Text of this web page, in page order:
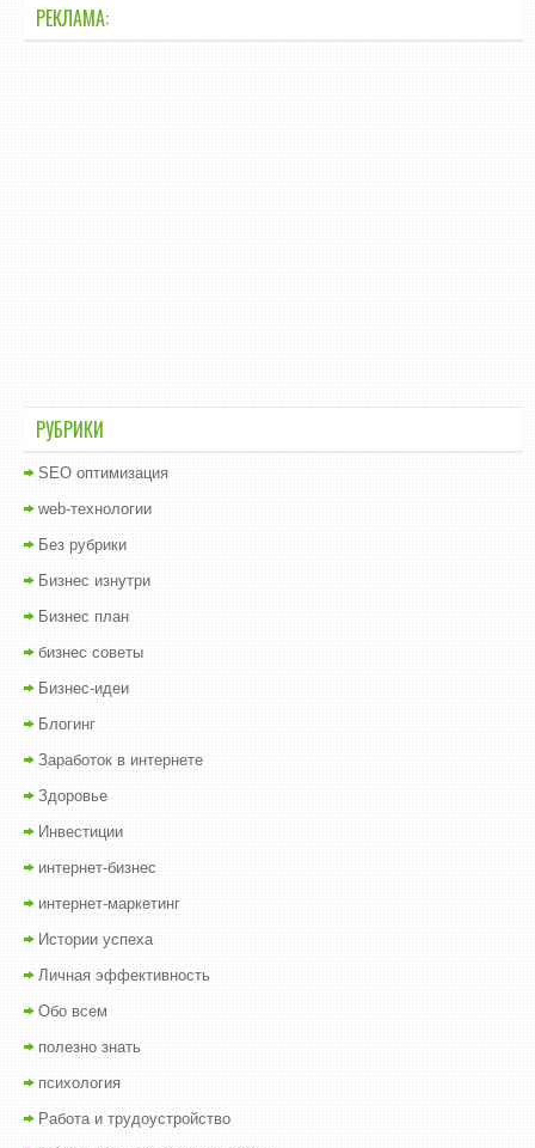
РЕКЛАМА:
РУБРИКИ
SEO оптимизация
web-технологии
Без рубрики
Бизнес изнутри
Бизнес план
бизнес советы
Бизнес-идеи
Блогинг
Заработок в интернете
Здоровье
Инвестиции
интернет-бизнес
интернет-маркетинг
Истории успеха
Личная эффективность
Обо всем
полезно знать
психология
Работа и трудоустройство